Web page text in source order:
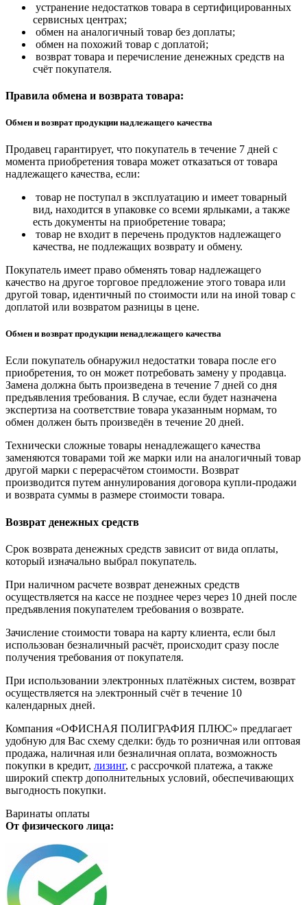
устранение недостатков товара в сертифицированных
сервисных центрах;
обмен на аналогичный товар без доплаты;
обмен на похожий товар с доплатой;
возврат товара и перечисление денежных средств на
счёт покупателя.
Правила обмена и возврата товара:
Обмен и возврат продукции надлежащего качества
Продавец гарантирует, что покупатель в течение 7 дней с
момента приобретения товара может отказаться от товара
надлежащего качества, если:
товар не поступал в эксплуатацию и имеет товарный
вид, находится в упаковке со всеми ярлыками, а также
есть документы на приобретение товара;
товар не входит в перечень продуктов надлежащего
качества, не подлежащих возврату и обмену.
Покупатель имеет право обменять товар надлежащего
качество на другое торговое предложение этого товара или
другой товар, идентичный по стоимости или на иной товар с
доплатой или возвратом разницы в цене.
Обмен и возврат продукции ненадлежащего качества
Если покупатель обнаружил недостатки товара после его
приобретения, то он может потребовать замену у продавца.
Замена должна быть произведена в течение 7 дней со дня
предъявления требования. В случае, если будет назначена
экспертиза на соответствие товара указанным нормам, то
обмен должен быть произведён в течение 20 дней.
Технически сложные товары ненадлежащего качества
заменяются товарами той же марки или на аналогичный товар
другой марки с перерасчётом стоимости. Возврат
производится путем аннулирования договора купли-продажи
и возврата суммы в размере стоимости товара.
Возврат денежных средств
Срок возврата денежных средств зависит от вида оплаты,
который изначально выбрал покупатель.
При наличном расчете возврат денежных средств
осуществляется на кассе не позднее через через 10 дней после
предъявления покупателем требования о возврате.
Зачисление стоимости товара на карту клиента, если был
использован безналичный расчёт, происходит сразу после
получения требования от покупателя.
При использовании электронных платёжных систем, возврат
осуществляется на электронный счёт в течение 10
календарных дней.
Компания «ОФИСНАЯ ПОЛИГРАФИЯ ПЛЮС» предлагает
удобную для Вас схему сделки: будь то розничная или оптовая
продажа, наличная или безналичная оплата, возможность
покупки в кредит, лизинг, с рассрочкой платежа, а также
широкий спектр дополнительных условий, обеспечивающих
выгодность покупки.
Варинаты оплаты
От физического лица: